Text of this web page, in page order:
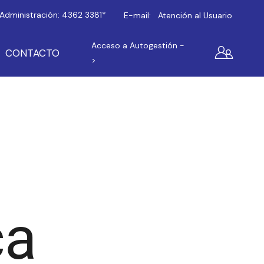
Administración: 4362 3381* E-mail: Atención al Usuario
CONTACTO
Acceso a Autogestión -
>